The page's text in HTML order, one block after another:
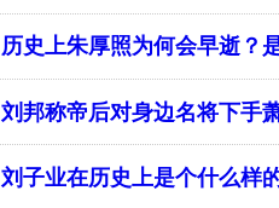
历史上朱厚照为何会早逝？
刘邦称帝后对身边名将下手
刘子业在历史上是个什么样